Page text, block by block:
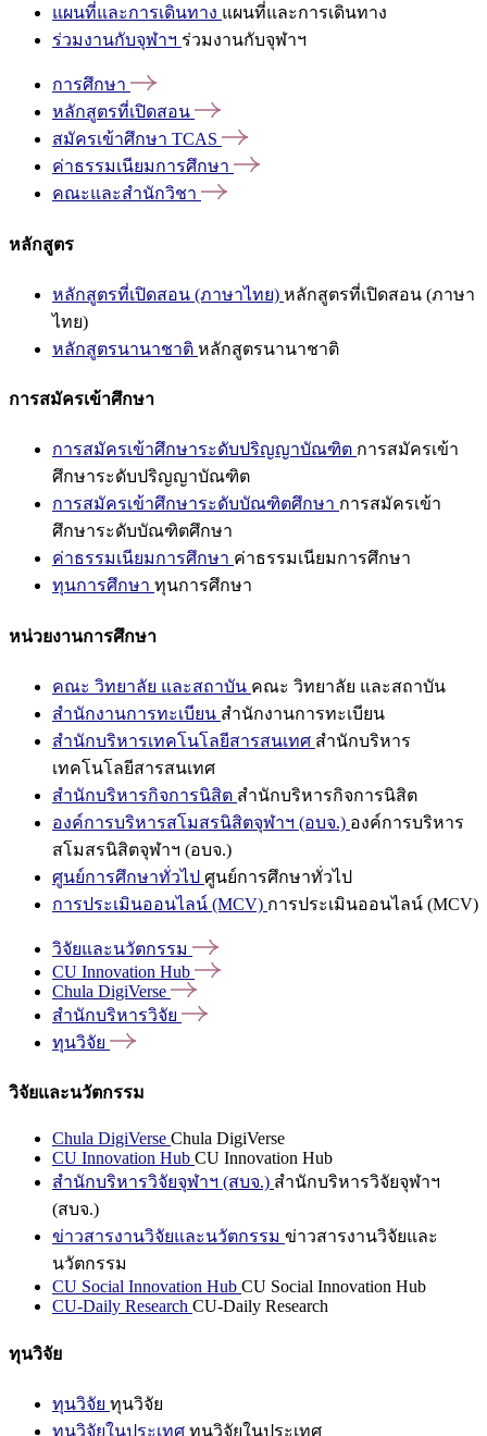
แผนที่และการเดินทาง แผนที่และการเดินทาง
ร่วมงานกับจุฬาฯ ร่วมงานกับจุฬาฯ
การศึกษา
หลักสูตรที่เปิดสอน
สมัครเข้าศึกษา TCAS
ค่าธรรมเนียมการศึกษา
คณะและสำนักวิชา
หลักสูตร
หลักสูตรที่เปิดสอน (ภาษาไทย) หลักสูตรที่เปิดสอน (ภาษา
ไทย)
หลักสูตรนานาชาติ หลักสูตรนานาชาติ
การสมัครเข้าศึกษา
การสมัครเข้าศึกษาระดับปริญญาบัณฑิต การสมัครเข้า
ศึกษาระดับปริญญาบัณฑิต
การสมัครเข้าศึกษาระดับบัณฑิตศึกษา การสมัครเข้า
ศึกษาระดับบัณฑิตศึกษา
ค่าธรรมเนียมการศึกษา ค่าธรรมเนียมการศึกษา
ทุนการศึกษา ทุนการศึกษา
หน่วยงานการศึกษา
คณะ วิทยาลัย และสถาบัน คณะ วิทยาลัย และสถาบัน
สำนักงานการทะเบียน สำนักงานการทะเบียน
สำนักบริหารเทคโนโลยีสารสนเทศ สำนักบริหาร
เทคโนโลยีสารสนเทศ
สำนักบริหารกิจการนิสิต สำนักบริหารกิจการนิสิต
องค์การบริหารสโมสรนิสิตจุฬาฯ (อบจ.) องค์การบริหาร
สโมสรนิสิตจุฬาฯ (อบจ.)
ศูนย์การศึกษาทั่วไป ศูนย์การศึกษาทั่วไป
การประเมินออนไลน์ (MCV) การประเมินออนไลน์ (MCV)
วิจัยและนวัตกรรม
CU Innovation Hub
Chula DigiVerse
สำนักบริหารวิจัย
ทุนวิจัย
วิจัยและนวัตกรรม
Chula DigiVerse Chula DigiVerse
CU Innovation Hub CU Innovation Hub
สำนักบริหารวิจัยจุฬาฯ (สบจ.) สำนักบริหารวิจัยจุฬาฯ
(สบจ.)
ข่าวสารงานวิจัยและนวัตกรรม ข่าวสารงานวิจัยและ
นวัตกรรม
CU Social Innovation Hub CU Social Innovation Hub
CU-Daily Research CU-Daily Research
ทุนวิจัย
ทุนวิจัย ทุนวิจัย
ทุนวิจัยในประเทศ ทุนวิจัยในประเทศ